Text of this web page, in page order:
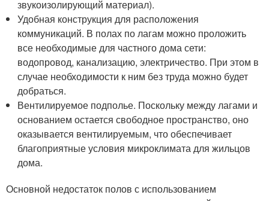
звукоизолирующий материал).
Удобная конструкция для расположения
коммуникаций. В полах по лагам можно проложить
все необходимые для частного дома сети:
водопровод, канализацию, электричество. При этом в
случае необходимости к ним без труда можно будет
добраться.
Вентилируемое подполье. Поскольку между лагами и
основанием остается свободное пространство, оно
оказывается вентилируемым, что обеспечивает
благоприятные условия микроклимата для жильцов
дома.
Основной недостаток полов с использованием